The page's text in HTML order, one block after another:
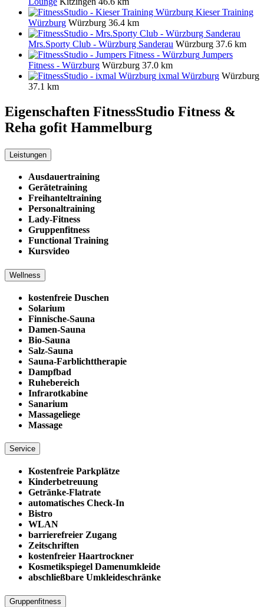
Kieser Training
Würzburg Würzburg 36.4 km
Mrs.Sporty Club - Würzburg Sanderau Würzburg 37.6 km
Jumpers
Fitness - Würzburg Würzburg 37.0 km
ixmal Würzburg Würzburg
37.1 km
Eigenschaften FitnessStudio Fitness &
Reha gofit Hammelburg
Leistungen
Ausdauertraining
Gerätetraining
Freihanteltraining
Personaltraining
Lady-Fitness
Gruppenfitness
Functional Training
Kursvideo
Wellness
kostenfreie Duschen
Solarium
Finnische-Sauna
Damen-Sauna
Bio-Sauna
Salz-Sauna
Sauna-Farblichttherapie
Dampfbad
Ruhebereich
Infrarotkabine
Sanarium
Massageliege
Massage
Service
Kostenfreie Parkplätze
Kinderbetreuung
Getränke-Flatrate
automatisches Check-In
Bistro
WLAN
barrierefreier Zugang
Zeitschriften
kostenfreier Haartrockner
Kosmetikspiegel Damenumkleide
abschließbare Umkleideschränke
Gruppenfitness